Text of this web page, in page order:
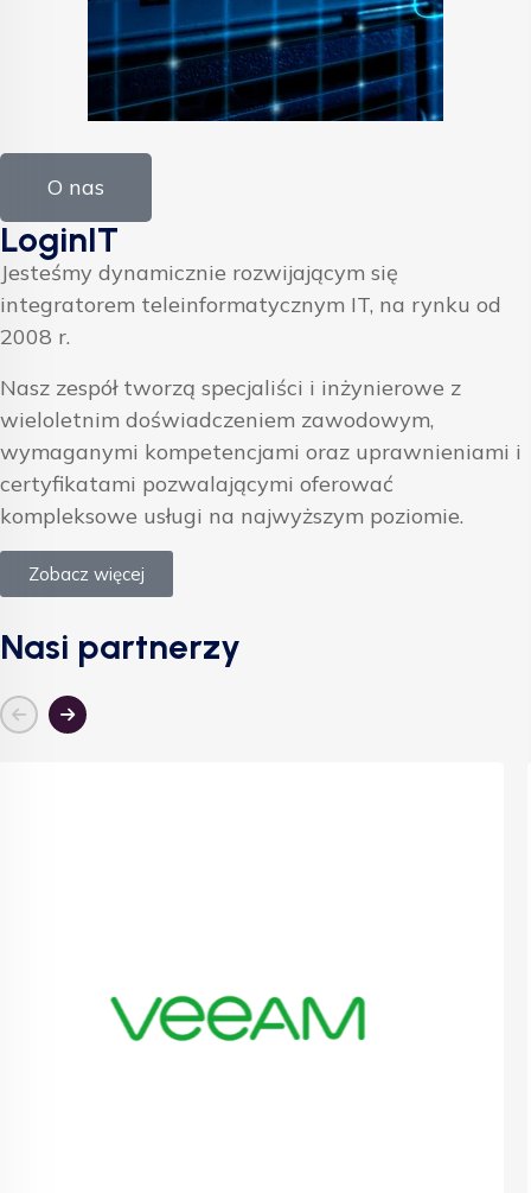
O nas
LoginIT
Jesteśmy dynamicznie rozwijającym się
integratorem teleinformatycznym IT, na rynku od
2008 r.
Nasz zespół tworzą specjaliści i inżynierowe z
wieloletnim doświadczeniem zawodowym,
wymaganymi kompetencjami oraz uprawnieniami i
certyfikatami pozwalającymi oferować
kompleksowe usługi na najwyższym poziomie.
Zobacz więcej
Nasi partnerzy